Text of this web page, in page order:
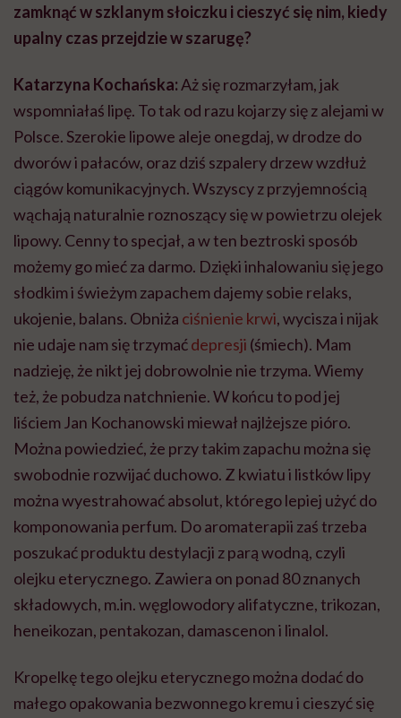
zamknąć w szklanym słoiczku i cieszyć się nim, kiedy
upalny czas przejdzie w szarugę?
Katarzyna Kochańska:Aż się rozmarzyłam, jak
wspomniałaś lipę. To tak od razu kojarzy się z alejami w
Polsce. Szerokie lipowe aleje onegdaj, w drodze do
dworów i pałaców, oraz dziś szpalery drzew wzdłuż
ciągów komunikacyjnych. Wszyscy z przyjemnością
wąchają naturalnie roznoszący się w powietrzu olejek
lipowy. Cenny to specjał, a w ten beztroski sposób
możemy go mieć za darmo. Dzięki inhalowaniu się jego
słodkim i świeżym zapachem dajemy sobie relaks,
ukojenie, balans. Obniża ciśnienie krwi, wycisza i nijak
nie udaje nam się trzymaćdepresji (śmiech). Mam
nadzieję, że nikt jej dobrowolnie nie trzyma. Wiemy
też, że pobudza natchnienie. W końcu to pod jej
liściem Jan Kochanowski miewał najlżejsze pióro.
Można powiedzieć, że przy takim zapachu można się
swobodnie rozwijać duchowo. Z kwiatu i listków lipy
można wyestrahować absolut, którego lepiej użyć do
komponowania perfum. Do aromaterapii zaś trzeba
poszukać produktu destylacji z parą wodną, czyli
olejku eterycznego. Zawiera on ponad 80 znanych
składowych, m.in. węglowodory alifatyczne, trikozan,
heneikozan, pentakozan, damascenon i linalol.
Kropelkę tego olejku eterycznego można dodać do
małego opakowania bezwonnego kremu i cieszyć się